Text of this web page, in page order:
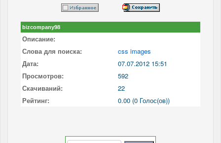
bizcompany98
Описание:
Слова для поиска:
css images
Дата:
07.07.2012 15:51
Просмотров:
592
Скачиваний:
22
Рейтинг:
0.00 (0 Голос(ов))